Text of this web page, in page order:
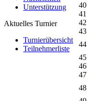
Unterstützung
Aktuelles Turnier
Turnierübersicht
Teilnehmerliste
40
41
42
43
44
45
46
47
48